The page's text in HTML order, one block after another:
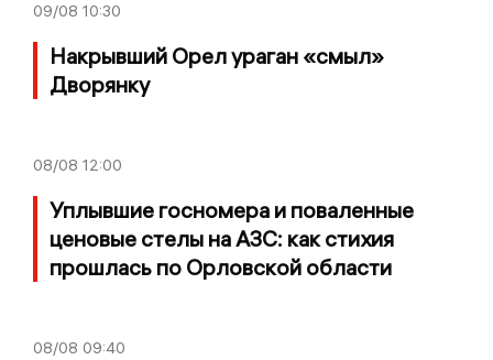
09/08 10:30
Накрывший Орел ураган «смыл»
Дворянку
08/08 12:00
Уплывшие госномера и поваленные
ценовые стелы на АЗС: как стихия
прошлась по Орловской области
08/08 09:40